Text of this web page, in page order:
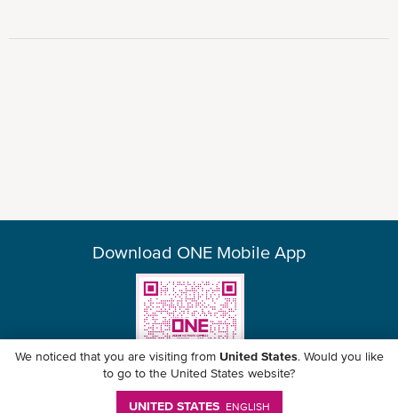
Download ONE Mobile App
We noticed that you are visiting from United States. Would you like
to go to the United States website?
UNITED STATES ENGLISH